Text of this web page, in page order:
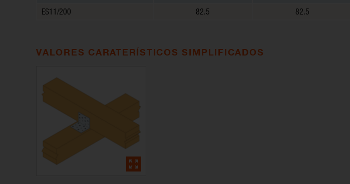
ES11/200
82.5 82.5
VALORES CARATERÍSTICOS SIMPLIFICADOS